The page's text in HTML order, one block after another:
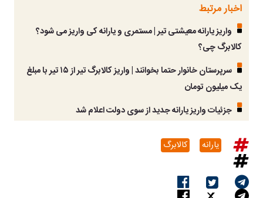
اخبار مرتبط
واریز یارانه معیشتی تیر | مستمری و یارانه کی واریز می شود؟
کالابرگ چی؟
سرپرستان خانوار حتما بخوانند | واریز کالابرگ تیر از ۱۵ تیر با مبلغ
یک میلیون تومان
جزئیات واریز یارانه جدید از سوی دولت اعلام شد
یارانه کالابرگ